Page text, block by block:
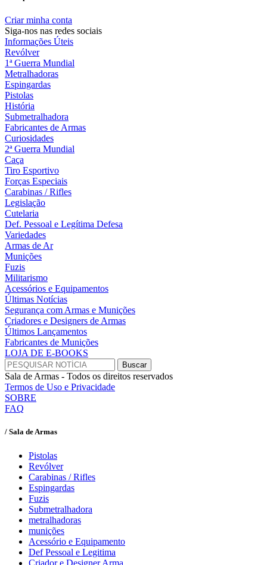
Criar minha conta
Siga-nos nas redes sociais
Informações Úteis
Revólver
1ª Guerra Mundial
Metralhadoras
Espingardas
Pistolas
História
Submetralhadora
Fabricantes de Armas
Curiosidades
2ª Guerra Mundial
Caça
Tiro Esportivo
Forças Especiais
Carabinas / Rifles
Legislação
Cutelaria
Def. Pessoal e Legítima Defesa
Variedades
Armas de Ar
Munições
Fuzis
Militarismo
Acessórios e Equipamentos
Últimas Notícias
Segurança com Armas e Munições
Criadores e Designers de Armas
Últimos Lançamentos
Fabricantes de Munições
LOJA DE E-BOOKS
Sala de Armas - Todos os direitos reservados
Termos de Uso e Privacidade
SOBRE
FAQ
/ Sala de Armas
Pistolas
Revólver
Carabinas / Rifles
Espingardas
Fuzis
Submetralhadora
metralhadoras
munições
Acessório e Equipamento
Def Pessoal e Legitima
Criador e Designer Arma